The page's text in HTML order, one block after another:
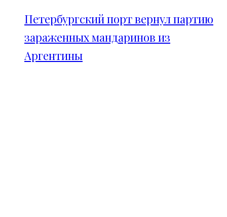
Петербургский порт вернул партию
зараженных мандаринов из
Аргентины